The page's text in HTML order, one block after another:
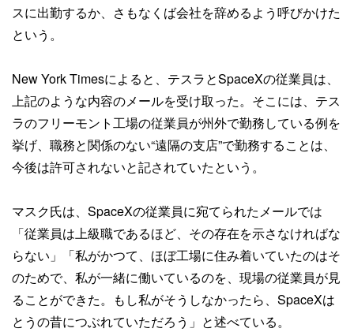
スに出勤するか、さもなくば会社を辞めるよう呼びかけた
という。
New York Timesによると、テスラとSpaceXの従業員は、
上記のような内容のメールを受け取った。そこには、テス
ラのフリーモント工場の従業員が州外で勤務している例を
挙げ、職務と関係のない“遠隔の支店”で勤務することは、
今後は許可されないと記されていたという。
マスク氏は、SpaceXの従業員に宛てられたメールでは
「従業員は上級職であるほど、その存在を示さなければな
らない」「私がかつて、ほぼ工場に住み着いていたのはそ
のためで、私が一緒に働いているのを、現場の従業員が見
ることができた。もし私がそうしなかったら、SpaceXは
とうの昔につぶれていただろう」と述べている。